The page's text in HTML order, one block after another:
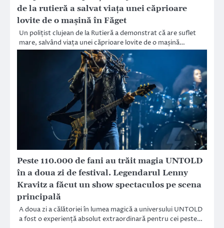
de la rutieră a salvat viața unei căprioare
lovite de o mașină în Făget
Un polițist clujean de la Rutieră a demonstrat că are suflet
mare, salvând viața unei căprioare lovite de o mașină…
Peste 110.000 de fani au trăit magia UNTOLD
în a doua zi de festival. Legendarul Lenny
Kravitz a făcut un show spectaculos pe scena
principală
A doua zi a călătoriei în lumea magică a universului UNTOLD
a fost o experiență absolut extraordinară pentru cei peste…